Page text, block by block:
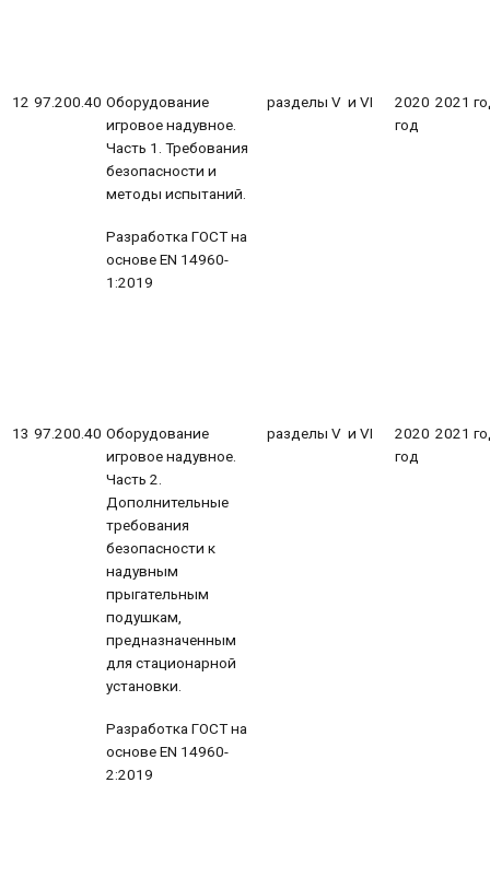
12 97.200.40 Оборудование
игровое надувное.
Часть 1. Требования
безопасности и
методы испытаний.
Разработка ГОСТ на
основе EN 14960-
1:2019
разделы V и VI
2020
год
2021
13 97.200.40 Оборудование
игровое надувное.
Часть 2.
Дополнительные
требования
безопасности к
надувным
прыгательным
подушкам,
предназначенным
для стационарной
установки.
Разработка ГОСТ на
основе EN 14960-
2:2019
разделы V и VI
2020
год
2021